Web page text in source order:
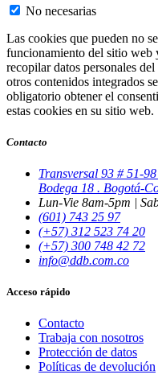
No necesarias
Las cookies que pueden no
funcionamiento del sitio web
recopilar datos personales
otros contenidos integrados
obligatorio obtener el
estas cookies en su sitio web.
Contacto
Transversal 93 # 51-
Bodega 18 . Bogotá-
Lun-Vie 8am-5pm |
(601) 743 25 97
(+57) 312 523 74 20
(+57) 300 748 42 72
info@ddb.com.co
Acceso rápido
Contacto
Trabaja con nosotros
Protección de datos
Políticas de devolución